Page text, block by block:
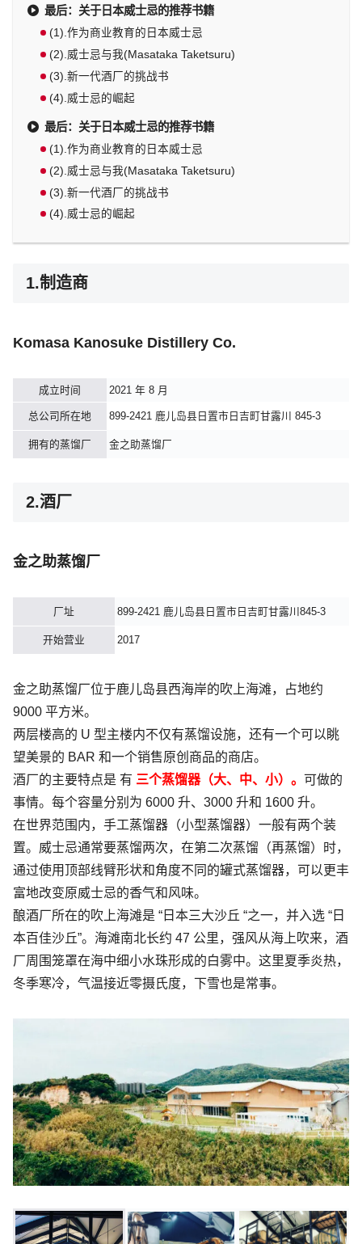
最后：关于日本威士忌的推荐书籍
(1).作为商业教育的日本威士忌
(2).威士忌与我(Masataka Taketsuru)
(3).新一代酒厂的挑战书
(4).威士忌的崛起
最后：关于日本威士忌的推荐书籍
(1).作为商业教育的日本威士忌
(2).威士忌与我(Masataka Taketsuru)
(3).新一代酒厂的挑战书
(4).威士忌的崛起
1.制造商
Komasa Kanosuke Distillery Co.
成立时间 2021 年 8 月
总公司所在地 899-2421 鹿儿岛县日置市日吉町甘露川 845-3
拥有的蒸馏厂 金之助蒸馏厂
2.酒厂
金之助蒸馏厂
厂址 899-2421 鹿儿岛县日置市日吉町甘露川845-3
开始营业 2017
金之助蒸馏厂位于鹿儿岛县西海岸的吹上海滩，占地约
9000 平方米。
两层楼高的 U 型主楼内不仅有蒸馏设施，还有一个可以眺
望美景的 BAR 和一个销售原创商品的商店。
酒厂的主要特点是 有 三个蒸馏器（大、中、小）。 可做的
事情。每个容量分别为 6000 升、3000 升和 1600 升。
在世界范围内，手工蒸馏器（小型蒸馏器）一般有两个装
置。威士忌通常要蒸馏两次，在第二次蒸馏（再蒸馏）时，
通过使用顶部线臂形状和角度不同的罐式蒸馏器，可以更丰
富地改变原威士忌的香气和风味。
酿酒厂所在的吹上海滩是 “日本三大沙丘 “之一，并入选 “日
本百佳沙丘”。海滩南北长约 47 公里，强风从海上吹来，酒
厂周围笼罩在海中细小水珠形成的白雾中。这里夏季炎热，
冬季寒冷，气温接近零摄氏度，下雪也是常事。